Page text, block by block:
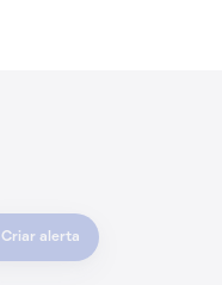
Criar alerta